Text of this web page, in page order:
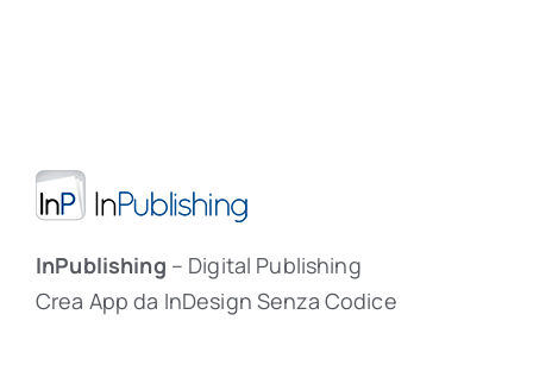
InPublishing – Digital Publishing
Crea App da InDesign Senza Codice